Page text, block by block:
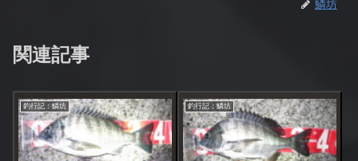
鱗坊
関連記事
釣行記：鱗坊 釣行記：鱗坊